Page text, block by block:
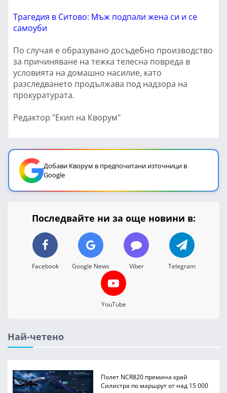
Трагедия в Ситово: Мъж подпали жена си и се
самоуби
По случая е образувано досъдебно производство
за причиняване на тежка телесна повреда в
условията на домашно насилие, като
разследването продължава под надзора на
прокуратурата.
Редактор "Екип на Кворум"
Добави Кворум в предпочитани източници в
Google
Последвайте ни за още новини в:
Facebook Google News Viber Telegram
YouTube
Най-четено
Полет NCR820 премина край
Силистра по маршрут от над 15 000